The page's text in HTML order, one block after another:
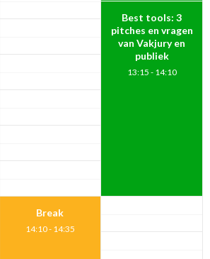
Break
14:10 - 14:35
Break
14:10 - 14:35
Best tools: 3
pitches en vragen
van Vakjury en
publiek
13:15 - 14:10